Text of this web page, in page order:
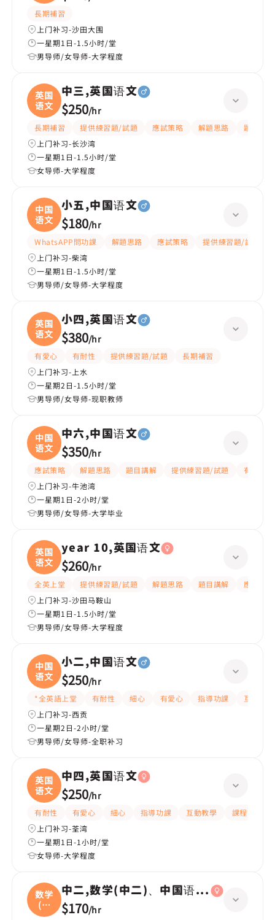
長期補習
上门补习-沙田大围
一星期1日-1.5小时/堂
男导师/女导师-大学程度
英国
语文
中三,英国语文
$250/hr
長期補習 提供練習題/試題 應試策略 解題思路
題目講解
上门补习-长沙湾
一星期1日-1.5小时/堂
女导师-大学程度
中国
语文
小五,中国语文
$180/hr
WhatsAPP問功課 解題思路 應試策略
提供練習題/試題
上门补习-柴湾
一星期1日-1.5小时/堂
男导师/女导师-大学程度
英国
语文
小四,英国语文
$380/hr
有愛心 有耐性 提供練習題/試題
長期補習
上门补习-上水
一星期2日-1.5小时/堂
男导师/女导师-现职教师
中国
语文
中六,中国语文
$350/hr
應試策略 解題思路 題目講解 提供練習題/試題
有耐性
上门补习-牛池湾
一星期1日-2小时/堂
男导师/女导师-大学毕业
英国
语文
year 10,英国语文
$260/hr
全英上堂 提供練習題/試題 解題思路 題目講解
應試策略
上门补习-沙田马鞍山
一星期1日-1.5小时/堂
男导师/女导师-大学程度
中国
语文
小二,中国语文
$250/hr
*全英語上堂 有耐性 細心 有愛心 指導功課
互動教學
上门补习-西贡
一星期2日-2小时/堂
男导师/女导师-全职补习
英国
语文
中四,英国语文
$250/hr
有耐性 有愛心 細心 指導功課 互動教學
課程設計
上门补习-荃湾
一星期1日-1小时/堂
女导师-大学程度
数学
(中
二
中二,数学(中二)、中国语文(中二)、英
$170/hr